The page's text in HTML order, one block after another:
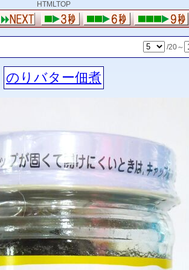
HTMLTOP
/20～
のりバター佃煮